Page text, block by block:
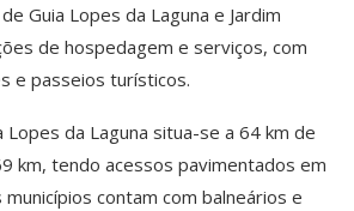
Guia Lopes da Laguna e Jardim
de hospedagem e serviços, com
e passeios turísticos.
Lopes da Laguna situa-se a 64 km de
km, tendo acessos pavimentados em
contam com balneários e